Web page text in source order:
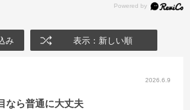
み 表示：新しい順
2026.6.9
なら普通に大丈夫